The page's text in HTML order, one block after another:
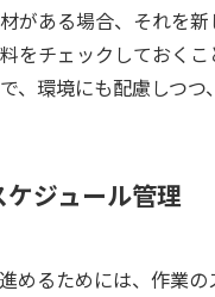
がある場合、それを
をチェックしておく
、環境にも配慮しつつ
ジュール管理
めるためには、作業